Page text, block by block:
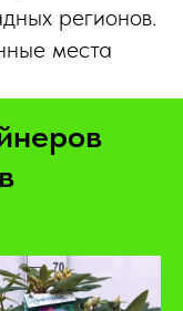
регионов.
места